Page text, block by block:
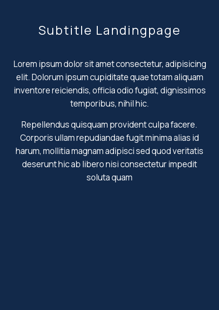
Subtitle Landingpage
Lorem ipsum dolor sit amet consectetur, adipisicing
elit. Dolorum ipsum cupiditate quae totam aliquam
inventore reiciendis, officia odio fugiat, dignissimos
temporibus, nihil hic.
Repellendus quisquam provident culpa facere.
Corporis ullam repudiandae fugit minima alias id
harum, mollitia magnam adipisci sed quod veritatis
deserunt hic ab libero nisi consectetur impedit
soluta quam